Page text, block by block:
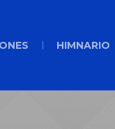
HIMNARIO